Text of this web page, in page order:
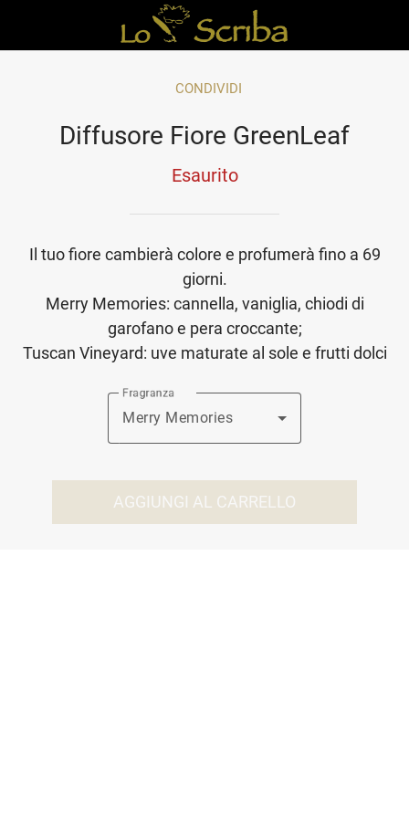
CONDIVIDI
Diffusore Fiore GreenLeaf
Esaurito
Il tuo fiore cambierà colore e profumerà fino a 69
giorni.
Merry Memories: cannella, vaniglia, chiodi di
garofano e pera croccante;
Tuscan Vineyard: uve maturate al sole e frutti dolci
Fragranza
Merry Memories
AGGIUNGI AL CARRELLO